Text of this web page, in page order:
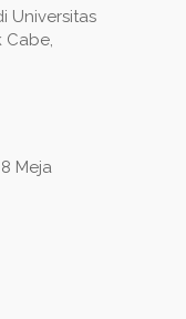
Universitas
Cabe,
Meja